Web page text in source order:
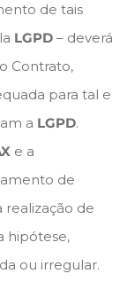
de tais
LGPD – deverá
Contrato,
para tal e
a LGPD.
e a
de
realização de
hipótese,
ou irregular.